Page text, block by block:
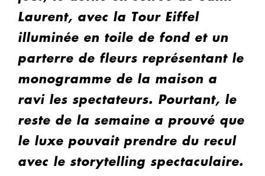
Laurent, avec la Tour Eiffel
illuminée en toile de fond et un
parterre de fleurs représentant le
monogramme de la maison a
ravi les spectateurs. Pourtant, le
reste de la semaine a prouvé que
le luxe pouvait prendre du recul
avec le storytelling spectaculaire.